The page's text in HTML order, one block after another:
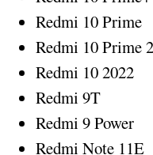
Redmi 10 Prime
Redmi 10 Prime
Redmi 10 2022
Redmi 9T
Redmi 9 Power
Redmi Note 11E